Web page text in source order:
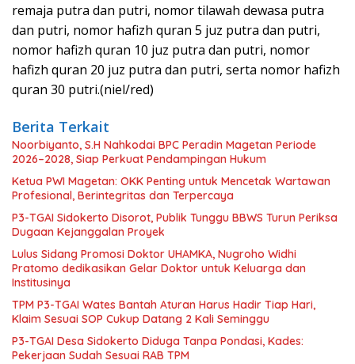
remaja putra dan putri, nomor tilawah dewasa putra
dan putri, nomor hafizh quran 5 juz putra dan putri,
nomor hafizh quran 10 juz putra dan putri, nomor
hafizh quran 20 juz putra dan putri, serta nomor hafizh
quran 30 putri.(niel/red)
Berita Terkait
Noorbiyanto, S.H Nahkodai BPC Peradin Magetan Periode
2026–2028, Siap Perkuat Pendampingan Hukum
Ketua PWI Magetan: OKK Penting untuk Mencetak Wartawan
Profesional, Berintegritas dan Terpercaya
P3-TGAI Sidokerto Disorot, Publik Tunggu BBWS Turun Periksa
Dugaan Kejanggalan Proyek
Lulus Sidang Promosi Doktor UHAMKA, Nugroho Widhi
Pratomo dedikasikan Gelar Doktor untuk Keluarga dan
Institusinya
TPM P3-TGAI Wates Bantah Aturan Harus Hadir Tiap Hari,
Klaim Sesuai SOP Cukup Datang 2 Kali Seminggu
P3-TGAI Desa Sidokerto Diduga Tanpa Pondasi, Kades:
Pekerjaan Sudah Sesuai RAB TPM